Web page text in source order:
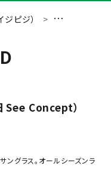
ピジ） サングラス
See Concept）
グラス。オールシーズンラ